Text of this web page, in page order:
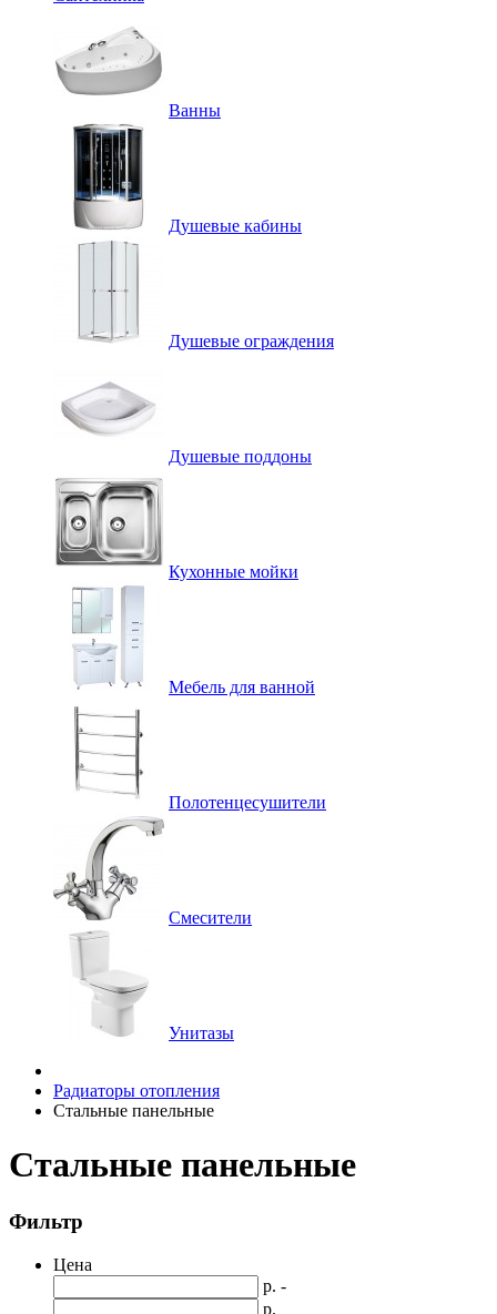
Ванны
Душевые кабины
Душевые ограждения
Душевые поддоны
Кухонные мойки
Мебель для ванной
Полотенцесушители
Смесители
Унитазы
Радиаторы отопления
Стальные панельные
Стальные панельные
Фильтр
Цена
р. -
р.